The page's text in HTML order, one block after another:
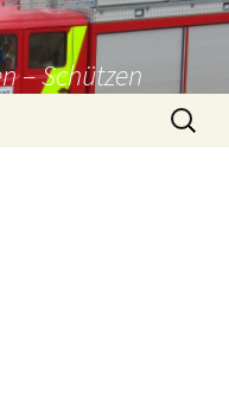
– Schützen
Suchen
nach: